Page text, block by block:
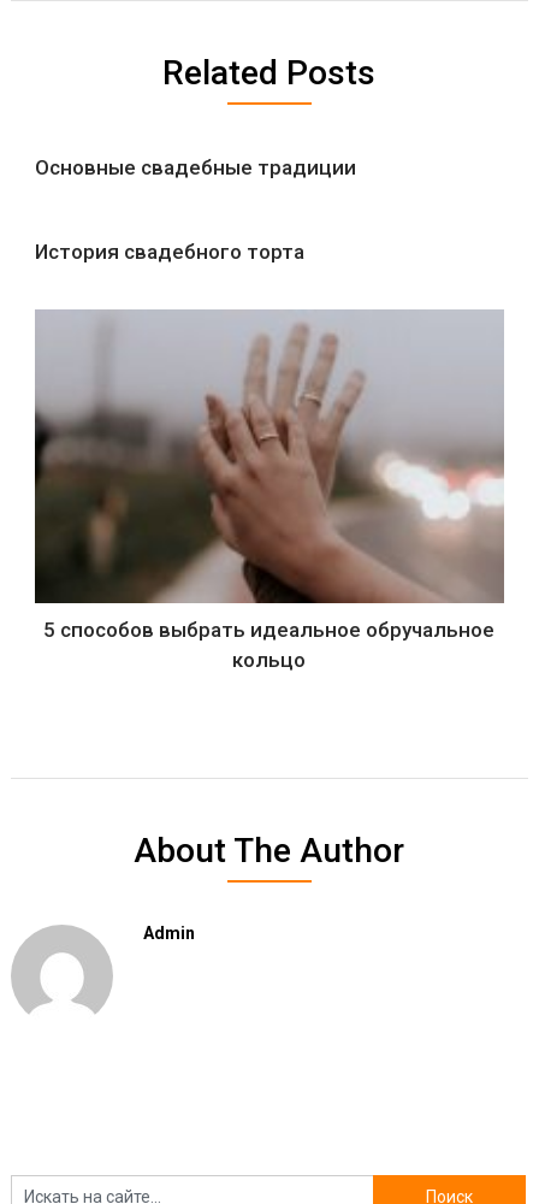
Related Posts
Основные свадебные традиции
История свадебного торта
5 способов выбрать идеальное обручальное
кольцо
About The Author
Admin